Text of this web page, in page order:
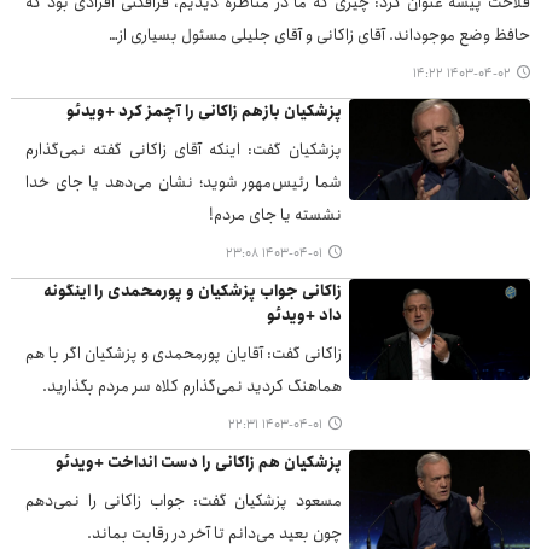
حافظ وضع موجوداند. آقای زاکانی و آقای جلیلی مسئول بسیاری از…
۱۴۰۳-۰۴-۰۲ ۱۴:۲۲
پزشکیان بازهم زاکانی را آچمز کرد +ویدئو
پزشکیان گفت: اینکه آقای زاکانی گفته نمی‌گذارم
شما رئیس‌مهور شوید؛ نشان می‌دهد یا جای خدا
نشسته یا جای مردم!
۱۴۰۳-۰۴-۰۱ ۲۳:۰۸
زاکانی جواب پزشکیان و پورمحمدی را اینگونه
داد +ویدئو
زاکانی گفت: آقایان پورمحمدی و پزشکیان اگر با هم
هماهنگ کردید نمی‌گذارم کلاه سر مردم بگذارید.
۱۴۰۳-۰۴-۰۱ ۲۲:۳۱
پزشکیان هم زاکانی را دست انداخت +ویدئو
مسعود پزشکیان گفت: جواب زاکانی را نمی‌دهم
چون بعید می‌دانم تا آخر در رقابت بماند.